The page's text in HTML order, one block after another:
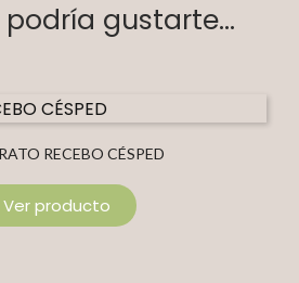
gustarte...
RECEBO CÉSPED
Ver producto